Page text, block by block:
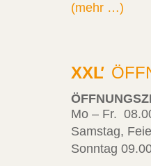
(mehr …)
XXL
'
Mo – Fr.
Samstag,
Sonntag